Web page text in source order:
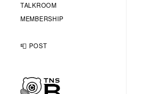
TALKROOM
MEMBERSHIP
📮 POST